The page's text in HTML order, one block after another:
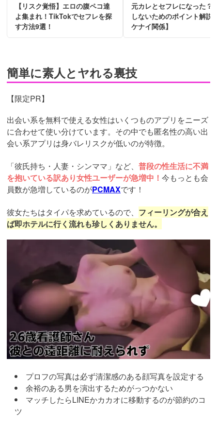
【リスク覚悟】エロの腹ペコ達
よ集まれ！TikTokでセフレを探
す方法9選！
元カレとセフレになった？
しないためのポイント解説
ケナイ関係】
簡単に素人とヤれる裏技
【限定PR】
出会い系を無料で使える女性はいくつものアプリをニーズ
に合わせて使い分けています。その中でも匿名性の高い出
会い系アプリは身バレリスクが低いのが特徴。
「彼氏持ち・人妻・シンママ」など、 普段の性生活に不満
を抱いている訳あり女性ユーザーが急増中！ 今もっとも会
員数が急増しているのがPCMAXです！
彼女たちはタイパを求めているので、 フィーリングが合え
ば即ホテルに行く流れも珍しくありません。
プロフの写真は必ず清潔感のある顔写真を設定する
余裕のある男を演出するためがっつかない
マッチしたらLINEかカカオに移動するのが節約のコ
ツ